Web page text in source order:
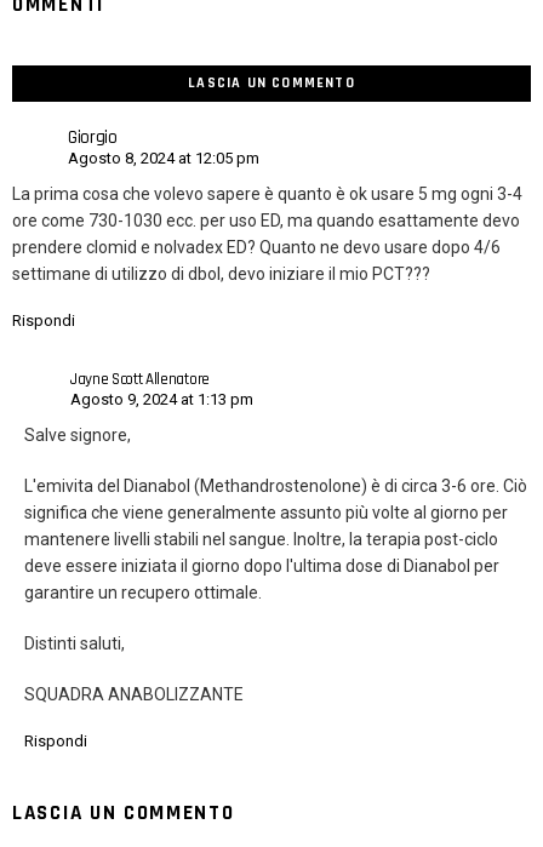
LASCIA UN COMMENTO
Giorgio
Agosto 8, 2024 at 12:05 pm
La prima cosa che volevo sapere è quanto è ok usare 5 mg ogni 3-4
ore come 730-1030 ecc. per uso ED, ma quando esattamente devo
prendere clomid e nolvadex ED? Quanto ne devo usare dopo 4/6
settimane di utilizzo di dbol, devo iniziare il mio PCT???
Rispondi
Jayne Scott Allenatore
Agosto 9, 2024 at 1:13 pm
Salve signore,
L'emivita del Dianabol (Methandrostenolone) è di circa 3-6 ore. Ciò
significa che viene generalmente assunto più volte al giorno per
mantenere livelli stabili nel sangue. Inoltre, la terapia post-ciclo
deve essere iniziata il giorno dopo l'ultima dose di Dianabol per
garantire un recupero ottimale.
Distinti saluti,
SQUADRA ANABOLIZZANTE
Rispondi
LASCIA UN COMMENTO